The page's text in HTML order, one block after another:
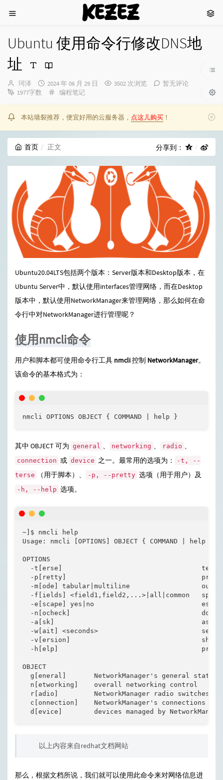
KEZEZ
Ubuntu 使用命令行修改DNS地
址
博
主：
珂泽
发
布
2024 年 06 月 29 日 3502 次浏览
暂无评论
1977字数
分
编程笔记
本站墙裂推荐，便宜好用的云服务器， 点这儿购买 ！
首页 正文 分享到：
Ubuntu20.04LTS包括两个版本：Server版本和Desktop版本，在
Ubuntu Server中，默认使用interfaces管理网络，而在Desktop
版本中，默认使用NetworkManager来管理网络，那么如何在命
令行中对NetworkManager进行管理呢？
使用nmcli命令
用户和脚本都可使用命令行工具 nmcli控制 NetworkManager。
该命令的基本格式为：
nmcli OPTIONS OBJECT { COMMAND | help }
其中 OBJECT 可为 general networking radio
connection 或 device 之一。最常用的选项为：
-t, --
terse
（用于脚本）、 -p, --pretty 选项（用于用户）及
-h, --help 选项。
~]$ nmcli help
Usage: nmcli [OPTIONS] OBJECT { COMMAND | help }
OPTIONS
-t[erse]
-p[retty]
-m[ode] tabular|multiline
-f[ields] <field1,field2,...>|all|common
-e[scape] yes|no
-n[ocheck]
-a[sk]                                     ask
-w[ait] <seconds>                          set
-v[ersion]                                 show
-h[elp]
OBJECT
g[eneral]       NetworkManager's general status
  n[etworking]    overall networking control
  r[adio]         NetworkManager radio switches
  c[onnection]    NetworkManager's connections
d[evice]        devices managed by
以上内容来自redhat文档网站
那么，根据文档所说，我们就可以使用此命令来对网络信息进